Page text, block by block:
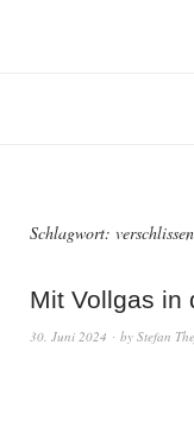
Schlagwort: verschlissen
Mit Vollgas in
30. Juni 2024 by Stefan